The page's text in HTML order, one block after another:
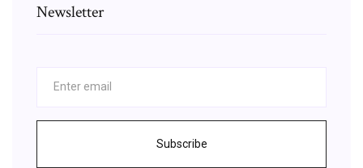
Newsletter
Subscribe